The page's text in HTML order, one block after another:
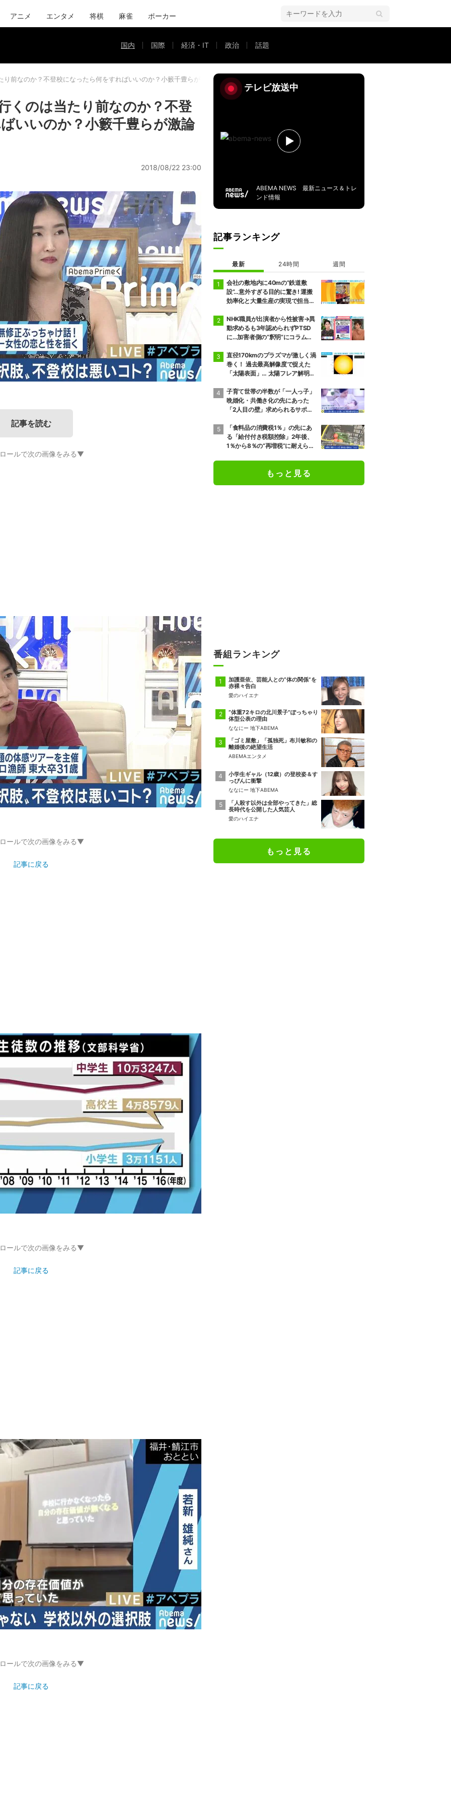
アニメ エンタメ 将棋 麻雀 ポーカー
国内 国際 経済・IT 政治 話題
り前なのか？不登校になったら何をすればいいのか？小籔千豊らが激論
くのは当たり前なのか？不登
いいのか？小籔千豊らが激論
2018/08/22 23:00
記事を読む
ールで次の画像をみる▼
ールで次の画像をみる▼
記事に戻る
ールで次の画像をみる▼
記事に戻る
ールで次の画像をみる▼
記事に戻る
テレビ放送中
ABEMA NEWS 最新ニュース＆トレ
ンド情報
記事ランキング
最新 24時間 週間
会社の敷地内に40mの“鉄道敷
設”…意外すぎる目的に驚き! 運搬
効率化と大量生産の実現で担当者
NHK職員が出演者から性被害→異
動求めるも3年認められずPTSD
に…加害者側の“釈明”にコラムニ
織体制の問題点も指摘
直径170kmのプラズマが激しく渦
巻く！ 過去最高解像度で捉えた
「太陽表面」… 太陽フレア解明へ
子育て世帯の半数が「一人っ子」
晩婚化・共働き化の先にあった
「2人目の壁」求められるサポー
「食料品の消費税1％」の先にあ
る「給付付き税額控除」2年後、
1％から8％の“再増税”に耐えられ
もっと見る
番組ランキング
加護亜依、芸能人との“体の関係”を
赤裸々告白
愛のハイエナ
“体重72キロの北川景子”ぽっちゃり
体型公表の理由
ななにー 地下ABEMA
「ゴミ屋敷」「孤独死」布川敏和の
離婚後の絶望生活
ABEMAエンタメ
小学生ギャル（12歳）の登校姿＆す
っぴんに衝撃
ななにー 地下ABEMA
「人殺す以外は全部やってきた」総
長時代を公開した人気芸人
愛のハイエナ
もっと見る